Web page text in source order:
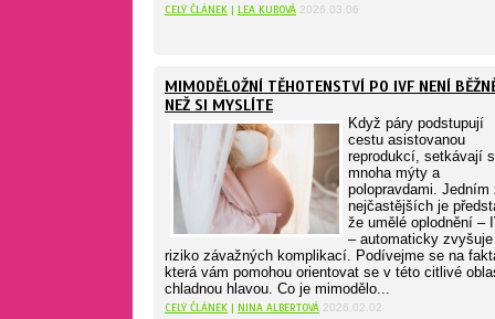
CELÝ ČLÁNEK | LEA KUBOVÁ 2026.03.06
MIMODĚLOŽNÍ TĚHOTENSTVÍ PO IVF NENÍ
NEŽ SI MYSLÍTE
Když páry podstupují
cestu asistovanou
reprodukcí, setkávají
mnoha mýty a
polopravdami. Jedním
nejčastějších je
že umělé oplodnění –
– automaticky zvyšuje
riziko závažných komplikací. Podívejme se na
která vám pomohou orientovat se v této citlivé
chladnou hlavou. Co je mimodělo...
CELÝ ČLÁNEK | NINA ALBERTOVÁ 2026.02.02